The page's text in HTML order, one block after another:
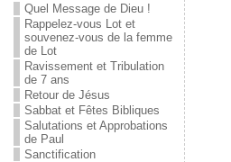
Quel Message de Dieu !
Rappelez-vous Lot et
souvenez-vous de la femme
de Lot
Ravissement et Tribulation
de 7 ans
Retour de Jésus
Sabbat et Fêtes Bibliques
Salutations et Approbations
de Paul
Sanctification